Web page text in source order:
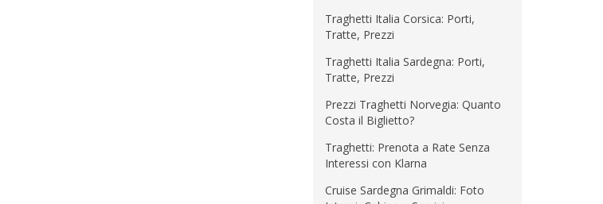
Traghetti Italia Corsica: Porti,
Tratte, Prezzi
Traghetti Italia Sardegna: Porti,
Tratte, Prezzi
Prezzi Traghetti Norvegia: Quanto
Costa il Biglietto?
Traghetti: Prenota a Rate Senza
Interessi con Klarna
Cruise Sardegna Grimaldi: Foto